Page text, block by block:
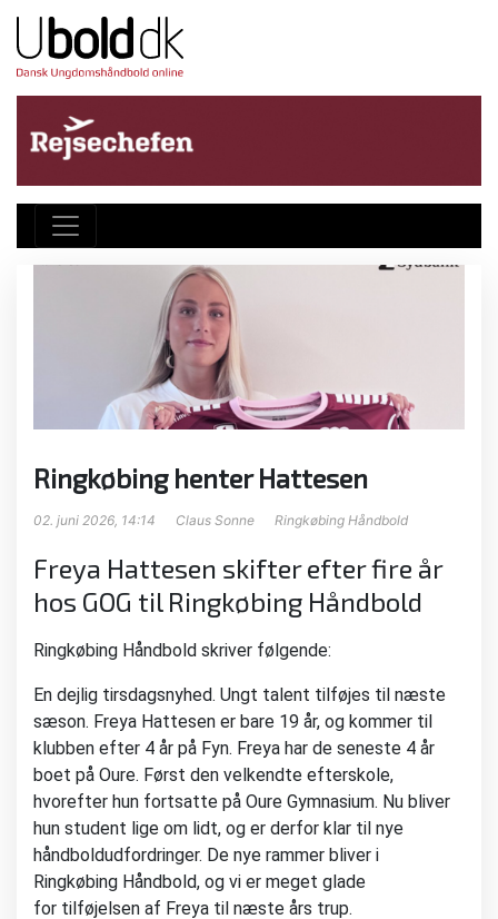
Ringkøbing henter Hattesen
02. juni 2026, 14:14 Claus Sonne Ringkøbing Håndbold
Freya Hattesen skifter efter fire år
hos GOG til Ringkøbing Håndbold
Ringkøbing Håndbold skriver følgende:
En dejlig tirsdagsnyhed. Ungt talent tilføjes til næste
sæson. Freya Hattesen er bare 19 år, og kommer til
klubben efter 4 år på Fyn. Freya har de seneste 4 år
boet på Oure. Først den velkendte efterskole,
hvorefter hun fortsatte på Oure Gymnasium. Nu bliver
hun student lige om lidt, og er derfor klar til nye
håndboldudfordringer. De nye rammer bliver i
Ringkøbing Håndbold, og vi er meget glade
for tilføjelsen af Freya til næste års trup.